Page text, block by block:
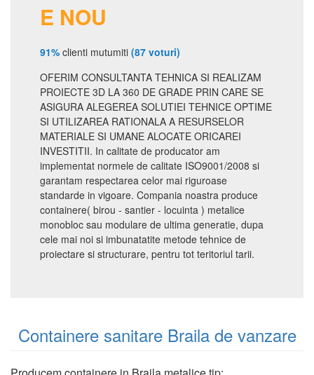
E NOU
91% clienti mutumiti (87 voturi)
OFERIM CONSULTANTA TEHNICA SI REALIZAM
PROIECTE 3D LA 360 DE GRADE PRIN CARE SE
ASIGURA ALEGEREA SOLUTIEI TEHNICE OPTIME
SI UTILIZAREA RATIONALA A RESURSELOR
MATERIALE SI UMANE ALOCATE ORICAREI
INVESTITII. In calitate de producator am
implementat normele de calitate ISO9001/2008 si
garantam respectarea celor mai riguroase
standarde in vigoare. Compania noastra produce
containere( birou - santier - locuinta ) metalice
monobloc sau modulare de ultima generatie, dupa
cele mai noi si imbunatatite metode tehnice de
proiectare si structurare, pentru tot teritoriul tarii.
Containere sanitare Braila de vanzare